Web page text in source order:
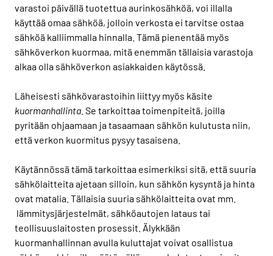
varastoi päivällä tuotettua aurinkosähköä, voi illalla
käyttää omaa sähköä, jolloin verkosta ei tarvitse ostaa
sähköä kalliimmalla hinnalla. Tämä pienentää myös
sähköverkon kuormaa, mitä enemmän tällaisia varastoja
alkaa olla sähköverkon asiakkaiden käytössä.
Läheisesti sähkövarastoihin liittyy myös käsite
kuormanhallinta. Se tarkoittaa toimenpiteitä, joilla
pyritään ohjaamaan ja tasaamaan sähkön kulutusta niin,
että verkon kuormitus pysyy tasaisena.
Käytännössä tämä tarkoittaa esimerkiksi sitä, että suuria
sähkölaitteita ajetaan silloin, kun sähkön kysyntä ja hinta
ovat matalia. Tällaisia suuria sähkölaitteita ovat mm.
lämmitysjärjestelmät, sähköautojen lataus tai
teollisuuslaitosten prosessit. Älykkään
kuormanhallinnan avulla kuluttajat voivat osallistua